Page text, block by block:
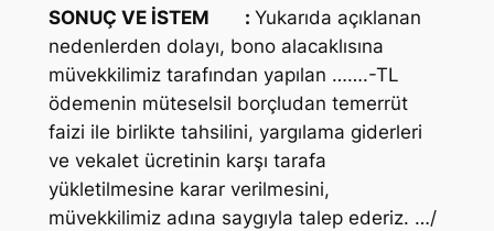
SONUÇ VE İSTEM : Yukarıda açıklanan
nedenlerden dolayı, bono alacaklısına
müvekkilimiz tarafından yapılan …….-TL
ödemenin müteselsil borçludan temerrüt
faizi ile birlikte tahsilini, yargılama giderleri
ve vekalet ücretinin karşı tarafa
yükletilmesine karar verilmesini,
müvekkilimiz adına saygıyla talep ederiz. …/